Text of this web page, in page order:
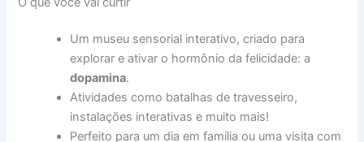
Um museu sensorial interativo, criado para
explorar e ativar o hormônio da felicidade: a
dopamina.
Atividades como batalhas de travesseiro,
instalações interativas e muito mais!
Perfeito para um dia em família ou uma visita com